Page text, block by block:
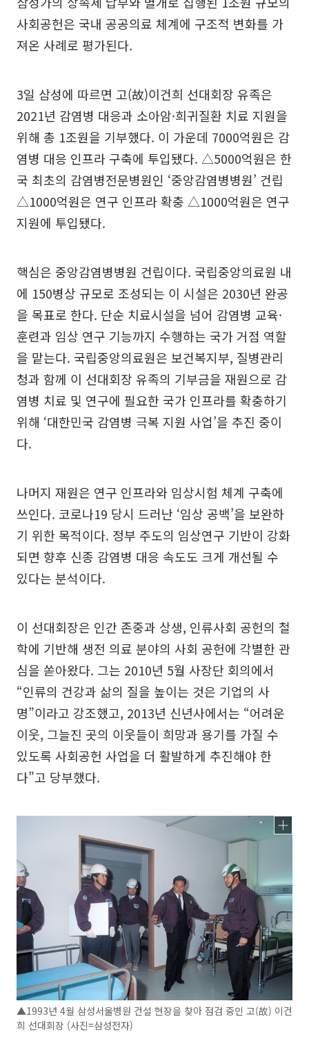
사회공헌은 국내 공공의료 체계에 구조적 변화를 가
져온 사례로 평가된다.
3일 삼성에 따르면 고(故)이건희 선대회장 유족은
2021년 감염병 대응과 소아암·희귀질환 치료 지원을
위해 총 1조원을 기부했다. 이 가운데 7000억원은 감
염병 대응 인프라 구축에 투입됐다. △5000억원은 한
국 최초의 감염병전문병원인 ‘중앙감염병병원’ 건립
△1000억원은 연구 인프라 확충 △1000억원은 연구
지원에 투입됐다.
핵심은 중앙감염병병원 건립이다. 국립중앙의료원 내
에 150병상 규모로 조성되는 이 시설은 2030년 완공
을 목표로 한다. 단순 치료시설을 넘어 감염병 교육·
훈련과 임상 연구 기능까지 수행하는 국가 거점 역할
을 맡는다. 국립중앙의료원은 보건복지부, 질병관리
청과 함께 이 선대회장 유족의 기부금을 재원으로 감
염병 치료 및 연구에 필요한 국가 인프라를 확충하기
위해 ‘대한민국 감염병 극복 지원 사업’을 추진 중이
다.
나머지 재원은 연구 인프라와 임상시험 체계 구축에
쓰인다. 코로나19 당시 드러난 ‘임상 공백’을 보완하
기 위한 목적이다. 정부 주도의 임상연구 기반이 강화
되면 향후 신종 감염병 대응 속도도 크게 개선될 수
있다는 분석이다.
이 선대회장은 인간 존중과 상생, 인류사회 공헌의 철
학에 기반해 생전 의료 분야의 사회 공헌에 각별한 관
심을 쏟아왔다. 그는 2010년 5월 사장단 회의에서
“인류의 건강과 삶의 질을 높이는 것은 기업의 사
명”이라고 강조했고, 2013년 신년사에서는 “어려운
이웃, 그늘진 곳의 이웃들이 희망과 용기를 가질 수
있도록 사회공헌 사업을 더 활발하게 추진해야 한
다”고 당부했다.
▲1993년 4월 삼성서울병원 건설 현장을 찾아 점검 중인 고(故) 이건
희 선대회장 (사진=삼성전자)